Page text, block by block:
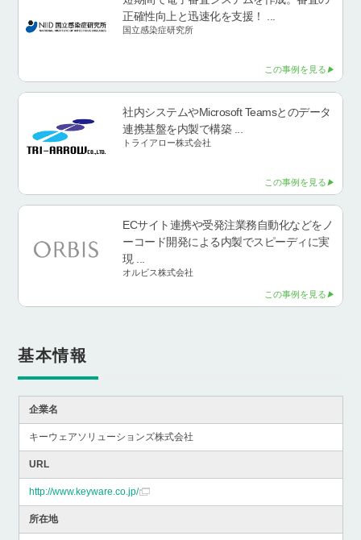
正確性向上と迅速化を支援！ ...
国立感染症研究所
この事例を見る
社内システムやMicrosoft Teamsとのデータ
連携基盤を内製で構築 ...
トライアロー株式会社
この事例を見る
ECサイト連携や受発注業務自動化などをノ
ーコード開発による内製でスピーディに実
現 ...
オルビス株式会社
この事例を見る
基本情報
企業名
キーウェアソリューションズ株式会社
URL
http://www.keyware.co.jp/
所在地